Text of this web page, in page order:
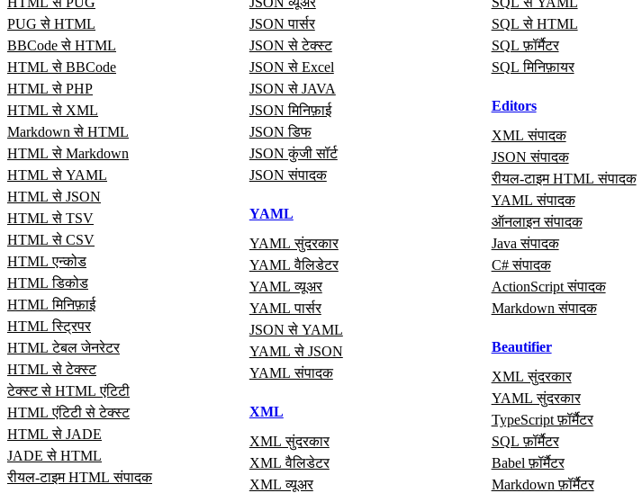
PUG से HTML
BBCode से HTML
HTML से BBCode
HTML से PHP
HTML से XML
Markdown से HTML
HTML से Markdown
HTML से YAML
HTML से JSON
HTML से TSV
HTML से CSV
HTML एन्कोड
HTML डिकोड
HTML मिनिफ़ाई
HTML स्ट्रिपर
HTML टेबल जेनरेटर
HTML से टेक्स्ट
टेक्स्ट से HTML एंटिटी
HTML एंटिटी से टेक्स्ट
HTML से JADE
JADE से HTML
रीयल‑टाइम HTML संपादक
JSON पार्सर
JSON से टेक्स्ट
JSON से Excel
JSON से JAVA
JSON मिनिफ़ाई
JSON डिफ
JSON कुंजी सॉर्ट
JSON संपादक
YAML
YAML सुंदरकार
YAML वैलिडेटर
YAML व्यूअर
YAML पार्सर
JSON से YAML
YAML से JSON
YAML संपादक
XML
XML सुंदरकार
XML वैलिडेटर
XML व्यूअर
SQL से HTML
SQL फ़ॉर्मैटर
SQL मिनिफ़ायर
Editors
XML संपादक
JSON संपादक
रीयल‑टाइम HTML संपादक
YAML संपादक
ऑनलाइन संपादक
Java संपादक
C# संपादक
ActionScript संपादक
Markdown संपादक
Beautifier
XML सुंदरकार
YAML सुंदरकार
TypeScript फ़ॉर्मैटर
SQL फ़ॉर्मैटर
Babel फ़ॉर्मैटर
Markdown फ़ॉर्मैटर